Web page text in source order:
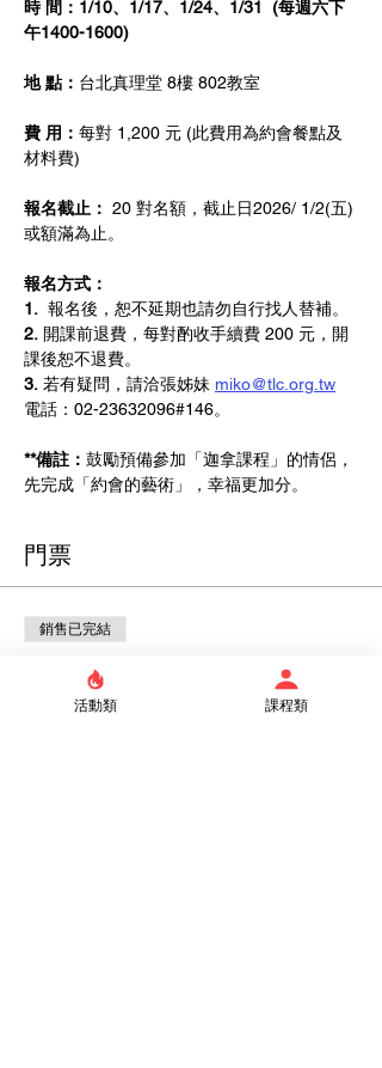
時 間：1/10、1/17、1/24、1/31  (每週六下
午1400-1600)
地 點： 台北真理堂 8樓 802教室
費 用： 每對 1,200 元 (此費用為約會餐點及
材料費)
報名截止： 20 對名額，截止日2026/ 1/2(五)
或額滿為止。
報名方式：
1. 報名後，恕不延期也請勿自行找人替補。
2. 開課前退費，每對酌收手續費 200 元，開
課後恕不退費。
3. 若有疑問，請洽張姊妹 miko@tlc.org.tw
電話：02-23632096#146。
**備註： 鼓勵預備參加「迦拿課程」的情侶，
先完成「約會的藝術」，幸福更加分。
門票
銷售已完結
活動類 課程類